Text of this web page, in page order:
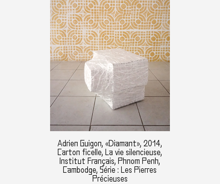
Adrien Guigon, «Diamant», 2014,
Carton ficelle, La vie silencieuse,
Institut Français, Phnom Penh,
Cambodge, Série : Les Pierres
Précieuses